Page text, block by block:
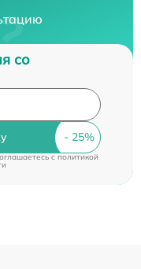
со
cполитикой